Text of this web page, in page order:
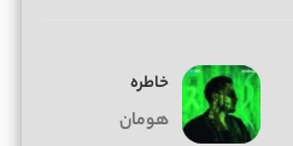
خاطره
هومان